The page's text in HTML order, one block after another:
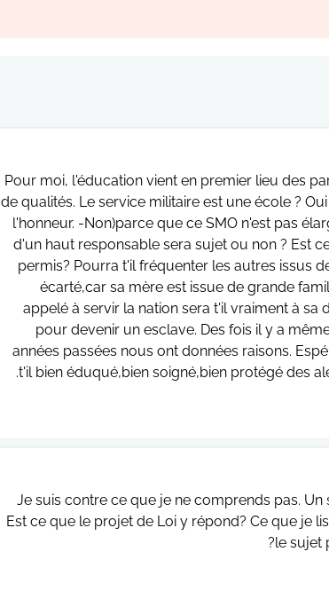
Pour moi, l'éducation vient en premier lieu des
de qualités. Le service militaire est une école ?
l'honneur. -Non)parce que ce SMO n'est pas
d'un haut responsable sera sujet ou non ? Est
permis? Pourra t'il fréquenter les autres issus
écarté,car sa mère est issue de grande
appelé à servir la nation sera t'il vraiment à sa
pour devenir un esclave. Des fois il y a
années passées nous ont données raisons.
t'il bien éduqué,bien soigné,bien protégé des
Je suis contre ce que je ne comprends pas.
Est ce que le projet de Loi y répond? Ce que je
le sujet